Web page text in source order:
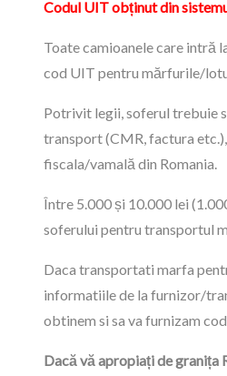
Codul UIT obținut din
Toate camioanele care intră
cod UIT pentru mărfurile/
Potrivit legii, soferul trebuie
transport (CMR, factura
fiscala/vamală din Romania.
Între 5.000 și 10.000 lei
soferului pentru transportul
Daca transportati marfa
informatiile de la furnizor/
obtinem si sa va furnizam
Dacă vă apropiați de granița